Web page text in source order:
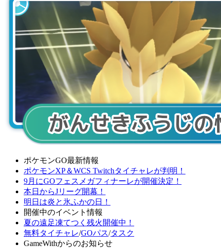
ポケモンGO最新情報
ポケモンXP＆WCS Twitchタイチャレが判明！
9月にGOフェスメガフィナーレが開催決定！
本日からJリーグ開幕！
明日は炎と氷ふかの日！
開催中のイベント情報
夏の遠足凍てつく残火開催中！
無料タイチャレ/GOパス/タスク
GameWithからのお知らせ